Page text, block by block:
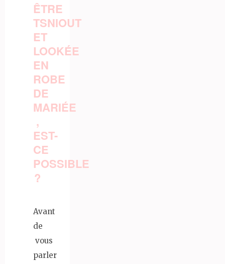
ÊTRE
TSNIOUT
ET
LOOKÉE
EN
ROBE
DE
MARIÉE
,
EST-
CE
POSSIBLE
?
Avant
de
vous
parler